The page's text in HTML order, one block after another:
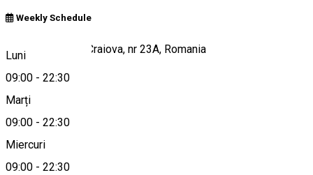
Weekly Schedule
Luni
09:00 - 22:30
Marți
09:00 - 22:30
Miercuri
09:00 - 22:30
Strada Toporași, Craiova, nr 23A, Romania
Hartă